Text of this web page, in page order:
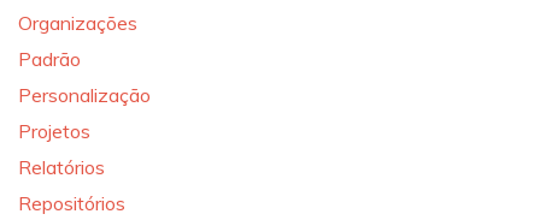
Organizações
Padrão
Personalização
Projetos
Relatórios
Repositórios